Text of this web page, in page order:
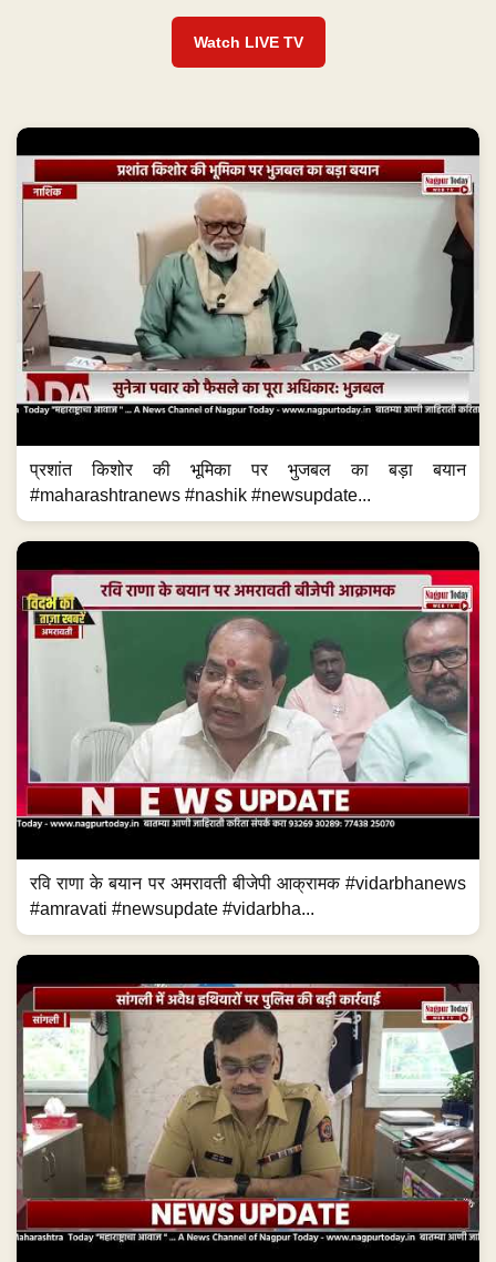
Watch LIVE TV
प्रशांत किशोर की भूमिका पर भुजबल का बड़ा बयान
#maharashtranews #nashik #newsupdate...
रवि राणा के बयान पर अमरावती बीजेपी आक्रामक #vidarbhanews
#amravati #newsupdate #vidarbha...